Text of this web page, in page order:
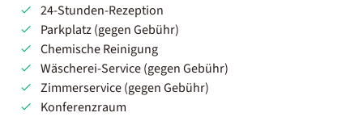
24-Stunden-Rezeption
Parkplatz (gegen Gebühr)
Chemische Reinigung
Wäscherei-Service (gegen Gebühr)
Zimmerservice (gegen Gebühr)
Konferenzraum